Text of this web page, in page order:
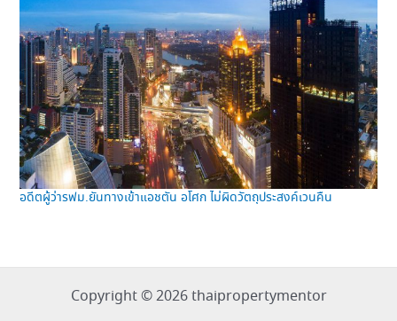
อดีตผู้ว่ารฟม.ยันทางเข้าแอชตัน อโศก ไม่ผิดวัตถุประสงค์เวนคืน
Copyright © 2026 thaipropertymentor